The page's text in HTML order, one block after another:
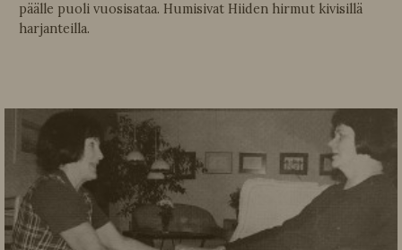
päälle puoli vuosisataa. Humisivat Hiiden hirmut kivisillä
harjanteilla.